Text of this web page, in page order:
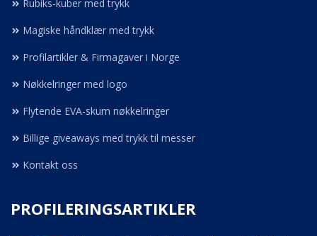
Rubiks-kuber med trykk
Magiske håndklær med trykk
Profilartikler & Firmagaver i Norge
Nøkkelringer med logo
Flytende EVA-skum nøkkelringer
Billige giveaways med trykk til messer
Kontakt oss
PROFILERINGSARTIKLER